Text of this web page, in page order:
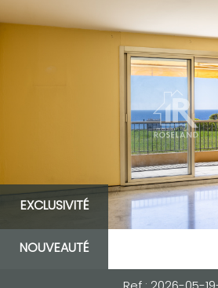
EXCLUSIVITÉ
NOUVEAUTÉ